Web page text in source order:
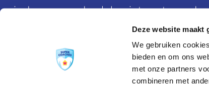
Deze website maakt
We gebruiken
bieden en om ons
met onze partners
combineren met
iedereen op de club wint met
© SuperCoaches | Privacyverklaring